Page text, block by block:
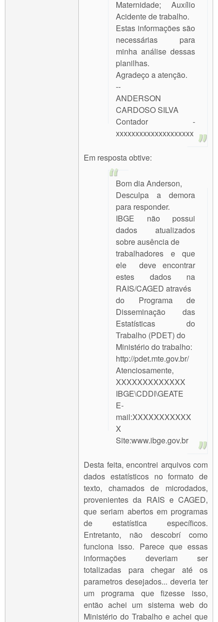
Maternidade; Auxílio
Acidente de trabalho.
Estas informações são
necessárias para
minha análise dessas
planilhas.
Agradeço a atenção.
--
ANDERSON
CARDOSO SILVA
Contador -
xxxxxxxxxxxxxxxxxxxx
Em resposta obtive:
Bom dia Anderson,
Desculpa a demora
para responder.
IBGE não possui
dados atualizados
sobre ausência de
trabalhadores e que
ele deve encontrar
estes dados na
RAIS/CAGED através
do Programa de
Disseminação das
Estatísticas do
Trabalho (PDET) do
Ministério do trabalho:
http://pdet.mte.gov.br/
Atenciosamente,
XXXXXXXXXXXXX
IBGE\CDDI\GEATE
E-
mail:XXXXXXXXXXX
X
Site:www.ibge.gov.br
Desta feita, encontrei arquivos com
dados estatísticos no formato de
texto, chamados de microdados,
provenientes da RAIS e CAGED,
que seriam abertos em programas
de estatística específicos.
Entretanto, não descobrí como
funciona isso. Parece que essas
informações deveriam ser
totalizadas para chegar até os
parametros desejados... deveria ter
um programa que fizesse isso,
então achei um sistema web do
Ministério do Trabalho e achei que